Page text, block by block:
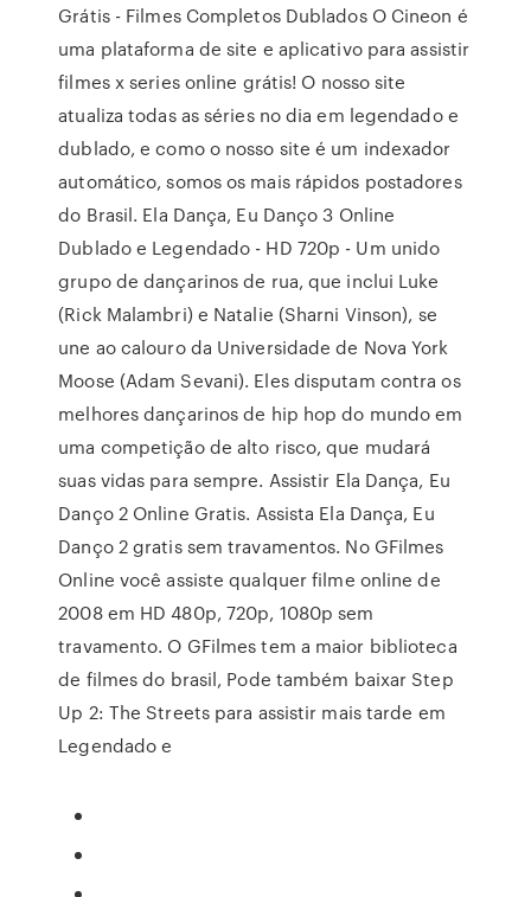
Grátis - Filmes Completos Dublados O Cineon é
uma plataforma de site e aplicativo para assistir
filmes x series online grátis! O nosso site
atualiza todas as séries no dia em legendado e
dublado, e como o nosso site é um indexador
automático, somos os mais rápidos postadores
do Brasil. Ela Dança, Eu Danço 3 Online
Dublado e Legendado - HD 720p - Um unido
grupo de dançarinos de rua, que inclui Luke
(Rick Malambri) e Natalie (Sharni Vinson), se
une ao calouro da Universidade de Nova York
Moose (Adam Sevani). Eles disputam contra os
melhores dançarinos de hip hop do mundo em
uma competição de alto risco, que mudará
suas vidas para sempre. Assistir Ela Dança, Eu
Danço 2 Online Gratis. Assista Ela Dança, Eu
Danço 2 gratis sem travamentos. No GFilmes
Online você assiste qualquer filme online de
2008 em HD 480p, 720p, 1080p sem
travamento. O GFilmes tem a maior biblioteca
de filmes do brasil, Pode também baixar Step
Up 2: The Streets para assistir mais tarde em
Legendado e